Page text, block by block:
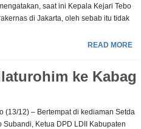
saat ini Kepala Kejari Tebo
di Jakarta, oleh sebab itu tidak
READ MORE
ke Kabag
(13/12) – Bertempat di kediaman Setda
Subandi, Ketua DPD LDII Kabupaten